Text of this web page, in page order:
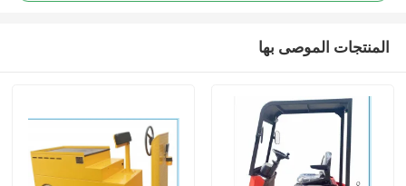
المنتجات الموصى بها